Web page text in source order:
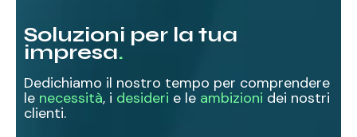
Soluzioni per la tua
impresa.
Dedichiamo il nostro tempo per comprendere
le necessità, i desideri e le ambizioni dei nostri
clienti.